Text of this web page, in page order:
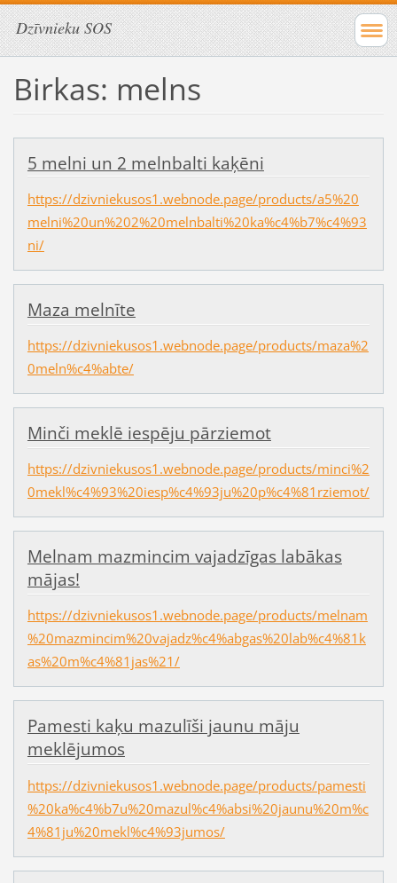
Dzīvnieku SOS
Birkas: melns
5 melni un 2 melnbalti kaķēni
https://dzivniekusos1.webnode.page/products/a5%20
melni%20un%202%20melnbalti%20ka%c4%b7%c4%93
ni/
Maza melnīte
https://dzivniekusos1.webnode.page/products/maza%2
0meln%c4%abte/
Minči meklē iespēju pārziemot
https://dzivniekusos1.webnode.page/products/minci%2
0mekl%c4%93%20iesp%c4%93ju%20p%c4%81rziemot/
Melnam mazmincim vajadzīgas labākas
mājas!
https://dzivniekusos1.webnode.page/products/melnam
%20mazmincim%20vajadz%c4%abgas%20lab%c4%81k
as%20m%c4%81jas%21/
Pamesti kaķu mazulīši jaunu māju
meklējumos
https://dzivniekusos1.webnode.page/products/pamesti
%20ka%c4%b7u%20mazul%c4%absi%20jaunu%20m%c
4%81ju%20mekl%c4%93jumos/